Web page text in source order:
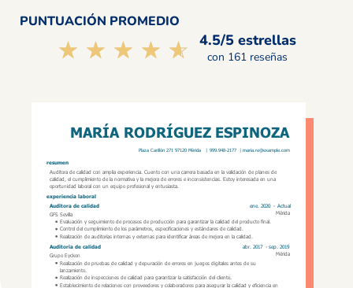
PUNTUACIÓN PROMEDIO
☆☆☆☆☆
★★★★★ 4.5/5 estrellas
con 161 reseñas